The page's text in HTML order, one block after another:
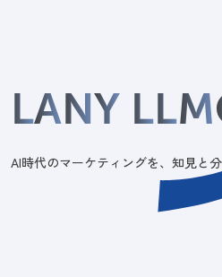
LANY LLM
AI時代のマーケティングを、知見と